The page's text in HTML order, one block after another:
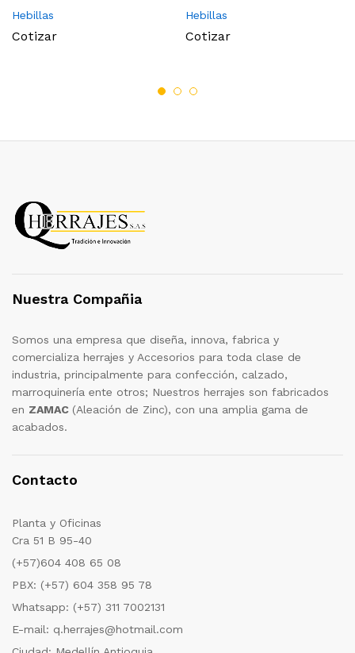
Hebillas
Cotizar
Hebillas
Cotizar
Nuestra Compañia
Somos una empresa que diseña, innova, fabrica y
comercializa herrajes y Accesorios para toda clase de
industria, principalmente para confección, calzado,
marroquinería ente otros; Nuestros herrajes son fabricados
en ZAMAC (Aleación de Zinc), con una amplia gama de
acabados.
Contacto
Planta y Oficinas
Cra 51 B 95-40
(+57)604 408 65 08
PBX: (+57) 604 358 95 78
Whatsapp: (+57) 311 7002131
E-mail: q.herrajes@hotmail.com